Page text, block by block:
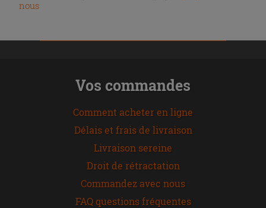
nous
Vos commandes
Comment acheter en ligne
Délais et frais de livraison
Livraison sereine
Droit de rétractation
Commandez avec nous
FAQ questions fréquentes